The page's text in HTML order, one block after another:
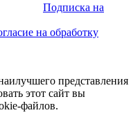
Подписка на
на обработку
представления
этот сайт вы
файлов.